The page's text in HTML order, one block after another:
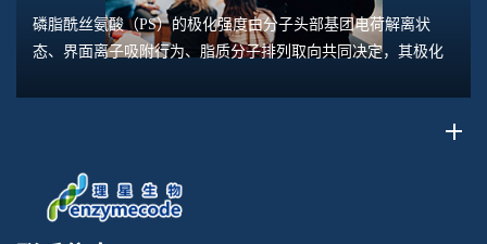
磷脂酰丝氨酸（PS）的极化强度由分子头部基团电荷解离状
态、界面离子吸附行为、脂质分子排列取向共同决定，其极化